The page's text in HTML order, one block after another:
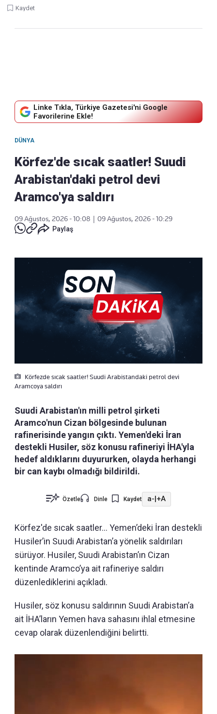
Kaydet
Linke Tıkla, Türkiye Gazetesi'ni Google
Favorilerine Ekle!
DÜNYA
Körfez'de sıcak saatler! Suudi
Arabistan'daki petrol devi
Aramco'ya saldırı
09 Ağustos, 2026 - 10:08
09 Ağustos, 2026 - 10:29
Paylaş
Körfezde sıcak saatler! Suudi Arabistandaki petrol devi
Aramcoya saldırı
Suudi Arabistan'ın milli petrol şirketi
Aramco'nun Cizan bölgesinde bulunan
rafinerisinde yangın çıktı. Yemen'deki İran
destekli Husiler, söz konusu rafineriyi İHA'yla
hedef aldıklarını duyururken, olayda herhangi
bir can kaybı olmadığı bildirildi.
Özetle Dinle Kaydet a- +A
Körfez'de sıcak saatler... Yemen’deki İran destekli
Husiler’in Suudi Arabistan’a yönelik saldırıları
sürüyor. Husiler, Suudi Arabistan’ın Cizan
kentinde Aramco’ya ait rafineriye saldırı
düzenlediklerini açıkladı.
Husiler, söz konusu saldırının Suudi Arabistan’a
ait İHA’ların Yemen hava sahasını ihlal etmesine
cevap olarak düzenlendiğini belirtti.